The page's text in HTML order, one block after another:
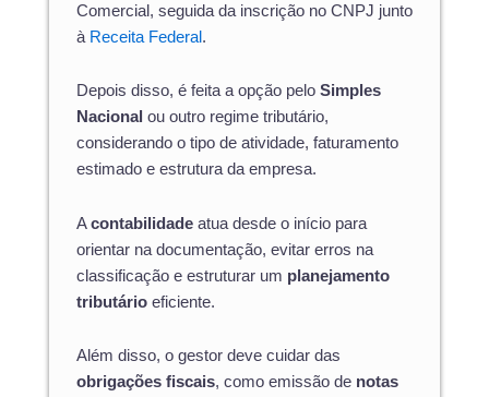
Comercial, seguida da inscrição no CNPJ junto
à Receita Federal.
Depois disso, é feita a opção pelo Simples
Nacional ou outro regime tributário,
considerando o tipo de atividade, faturamento
estimado e estrutura da empresa.
Acontabilidade atua desde o início para
orientar na documentação, evitar erros na
classificação e estruturar um planejamento
tributário eficiente.
Além disso, o gestor deve cuidar das
obrigações fiscais, como emissão de notas